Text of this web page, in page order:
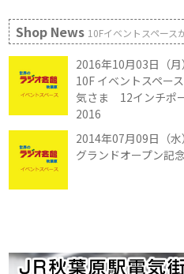
Shop News 10Fイベントスペース
2016年10月03日（月
10F イベントスペー
気さま 12インチポ
2016
2014年07月09日（水
グランドオープン記